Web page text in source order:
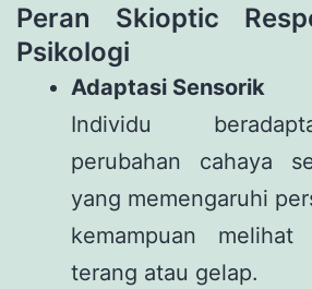
Peran Skioptic
Psikologi
Adaptasi Sensorik
Individu
perubahan cahaya
yang memengaruhi
kemampuan
terang atau gelap.